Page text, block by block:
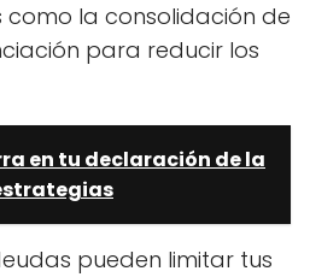
la consolidación de
para reducir los
en tu declaración de la
pueden limitar tus